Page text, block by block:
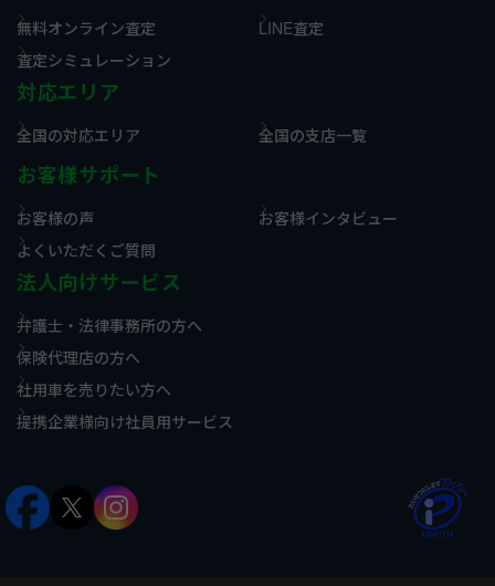
無料オンライン査定
LINE査定
査定シミュレーション
対応エリア
全国の対応エリア 全国の支店一覧
お客様サポート
お客様の声
お客様インタビュー
よくいただくご質問
法人向けサービス
弁護士・法律事務所の方へ
保険代理店の方へ
社用車を売りたい方へ
提携企業様向け社員用サービス